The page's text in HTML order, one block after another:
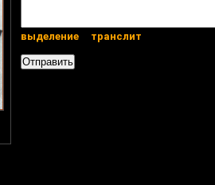
выделение транслит